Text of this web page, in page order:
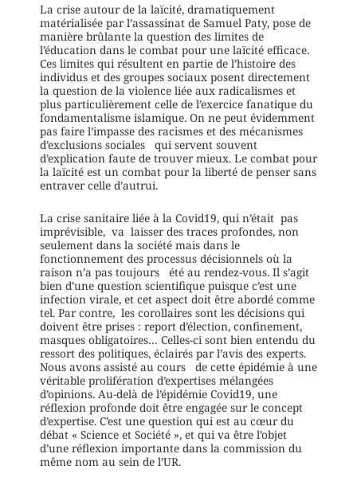
La crise autour de la laïcité, dramatiquement
matérialisée par l’assassinat de Samuel Paty, pose de
manière brûlante la question des limites de
l’éducation dans le combat pour une laïcité efficace.
Ces limites qui résultent en partie de l’histoire des
individus et des groupes sociaux posent directement
la question de la violence liée aux radicalismes et
plus particulièrement celle de l’exercice fanatique du
fondamentalisme islamique. On ne peut évidemment
pas faire l’impasse des racismes et des mécanismes
d’exclusions sociales qui servent souvent
d’explication faute de trouver mieux. Le combat pour
la laïcité est un combat pour la liberté de penser sans
entraver celle d’autrui.
La crise sanitaire liée à la Covid19, qui n’était pas
imprévisible, va laisser des traces profondes, non
seulement dans la société mais dans le
fonctionnement des processus décisionnels où la
raison n’a pas toujours été au rendez-vous. Il s’agit
bien d’une question scientifique puisque c’est une
infection virale, et cet aspect doit être abordé comme
tel. Par contre, les corollaires sont les décisions qui
doivent être prises : report d’élection, confinement,
masques obligatoires… Celles-ci sont bien entendu du
ressort des politiques, éclairés par l’avis des experts.
Nous avons assisté au cours de cette épidémie à une
véritable prolifération d’expertises mélangées
d’opinions. Au-delà de l’épidémie Covid19, une
réflexion profonde doit être engagée sur le concept
d’expertise. C’est une question qui est au cœur du
débat « Science et Société », et qui va être l’objet
d’une réflexion importante dans la commission du
même nom au sein de l’UR.